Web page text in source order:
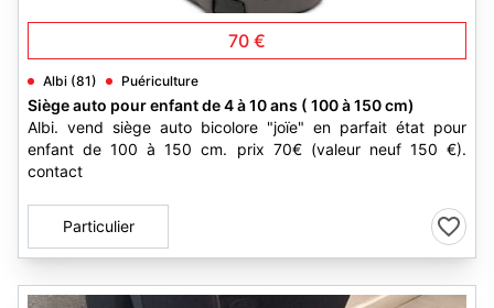
70 €
Albi (81) Puériculture
Siège auto pour enfant de 4 à 10 ans ( 100 à 150 cm)
Albi. vend siège auto bicolore "joïe" en parfait état pour
enfant de 100 à 150 cm. prix 70€ (valeur neuf 150 €).
contact
Particulier